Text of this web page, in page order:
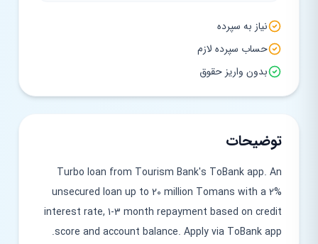
نیاز به سپرده
حساب سپرده لازم
بدون واریز حقوق
توضیحات
Turbo loan from Tourism Bank's ToBank app. An
unsecured loan up to 20 million Tomans with a 2%
interest rate, 1-3 month repayment based on credit
score and account balance. Apply via ToBank app.